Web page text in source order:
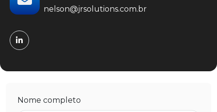
nelson@jrsolutions.com.br
Nome completo